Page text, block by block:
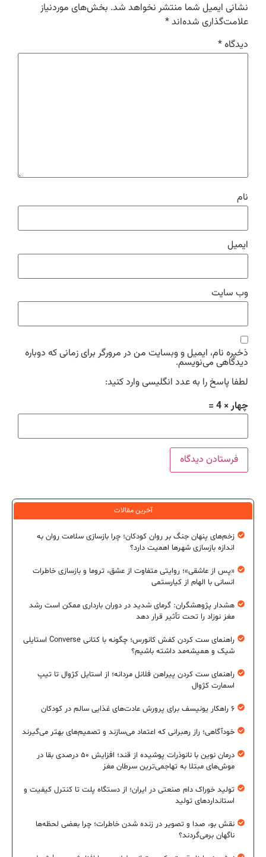
نشانی ایمیل شما منتشر نخواهد شد. بخش‌های موردنیاز
علامت‌گذاری شده‌اند*
دیدگاه*
نام
ایمیل
وب‌ سایت
ذخیره نام، ایمیل و وبسایت من در مرورگر برای زمانی که دوباره
دیدگاهی می‌نویسم.
لطفا پاسخ را به عدد انگلیسی وارد کنید:
چهار × 4 =
آخرین مقالات
زخم‌های پنهان جنگ بر روان کودکان؛ چرا بازسازی سلامت روان به
اندازه بازسازی شهرها اهمیت دارد؟
«پس از عاشقی»؛ روایتی متفاوت از عشق، تروما و بازسازی خاطرات
انسانی با الهام از کیارستمی
هشدار پژوهشگران: گرمای شدید در دوران بارداری ممکن است رشد
مغز نوزاد را تحت تأثیر قرار دهد
راهنمای ست کردن کفش کانورس؛ چگونه با کتانی Converse استایلی
شیک و همیشه‌مد داشته باشیم؟
راهنمای ست کردن پیراهن فلانل مردانه؛ از استایل کژوال تا تیپ
اسمارت کژوال
۶ راهکار یونیسف برای پرورش عادت‌های غذایی سالم در کودکان
خودآگاهی؛ راز رهبرانی که اعتماد می‌سازند و تصمیم‌های بهتر می‌گیرند
درمان نوین با نانوذرات پوشیده از قند؛ افزایش ۵۰ درصدی بقا در
موش‌های مبتلا به تهاجمی‌ترین سرطان مغز
تولید خوراک دام صنعتی در ایران؛ از دستگاه پلت تا کنترل کیفیت و
استانداردهای تولید
نقش بو، صدا و تصویر در زنده شدن خاطرات؛ چرا بعضی لحظه‌ها
ناگهان برمی‌گردند؟